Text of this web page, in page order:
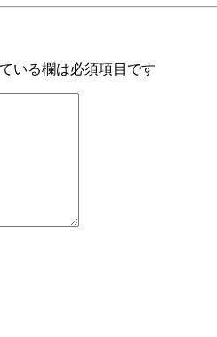
いる欄は必須項目です